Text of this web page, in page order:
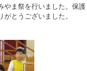
ま祭を行いました。保護
とうございました。